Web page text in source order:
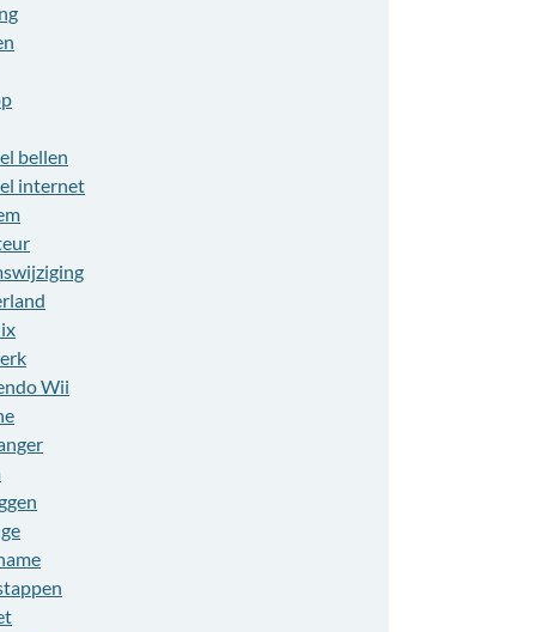
bellen
internet
Wii